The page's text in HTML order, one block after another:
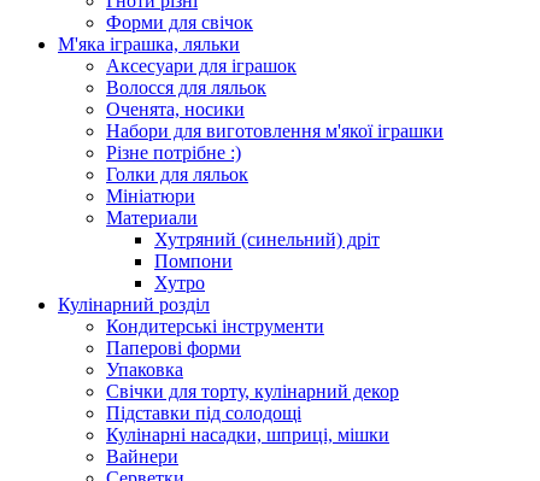
Форми для свічок
М'яка іграшка, ляльки
Аксесуари для іграшок
Волосся для ляльок
Оченята, носики
Набори для виготовлення м'якої іграшки
Різне потрібне :)
Голки для ляльок
Мініатюри
Материали
Хутряний (синельний) дріт
Помпони
Хутро
Кулінарний розділ
Кондитерські інструменти
Паперові форми
Упаковка
Свічки для торту, кулінарний декор
Підставки під солодощі
Кулінарні насадки, шприці, мішки
Вайнери